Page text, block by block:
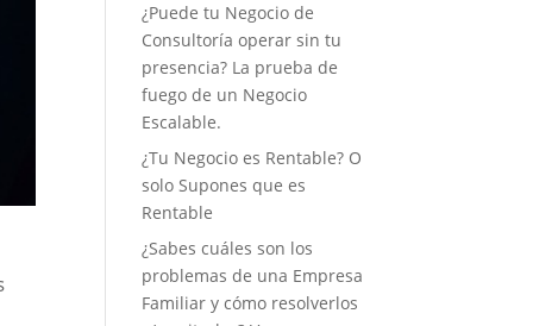
¿Puede tu Negocio de
Consultoría operar sin tu
presencia? La prueba de
fuego de un Negocio
Escalable.
¿Tu Negocio es Rentable? O
solo Supones que es
Rentable
¿Sabes cuáles son los
problemas de una Empresa
Familiar y cómo resolverlos